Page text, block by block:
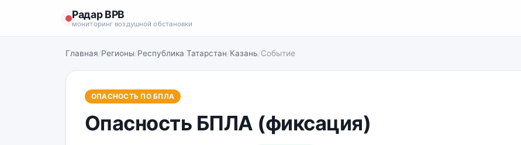
Радар ВРВ
мониторинг воздушной обстановки
Главная/Регионы/Республика Татарстан/Казань/Событие
ОПАСНОСТЬ ПО БПЛА
Опасность БПЛА (фиксация)